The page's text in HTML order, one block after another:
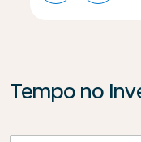
Tempo no